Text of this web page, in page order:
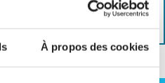
À propos des cookies